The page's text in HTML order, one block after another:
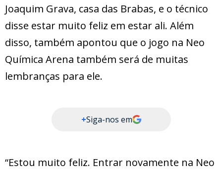
Joaquim Grava, casa das Brabas, e o técnico
disse estar muito feliz em estar ali. Além
disso, também apontou que o jogo na Neo
Química Arena também será de muitas
lembranças para ele.
+Siga-nos em
“Estou muito feliz. Entrar novamente na Neo